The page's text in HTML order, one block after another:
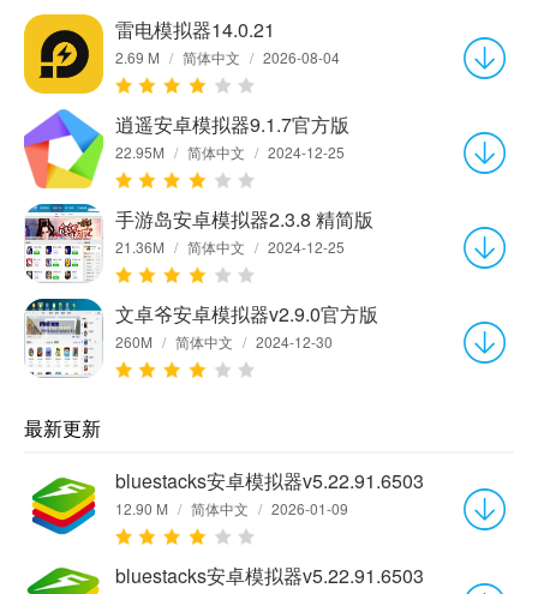
雷电模拟器14.0.21
2.69 M / 简体中文 / 2026-08-04
逍遥安卓模拟器9.1.7官方版
22.95M / 简体中文 / 2024-12-25
手游岛安卓模拟器2.3.8 精简版
21.36M / 简体中文 / 2024-12-25
文卓爷安卓模拟器v2.9.0官方版
260M / 简体中文 / 2024-12-30
最新更新
bluestacks安卓模拟器v5.22.91.6503
12.90 M / 简体中文 / 2026-01-09
bluestacks安卓模拟器v5.22.91.6503